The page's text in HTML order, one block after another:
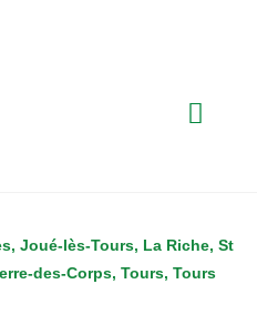
, Joué-lès-Tours, La Riche, St
des-Corps, Tours, Tours